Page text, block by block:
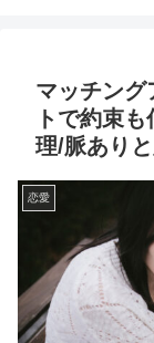
マッチング
トで約束
理/脈あり
恋愛